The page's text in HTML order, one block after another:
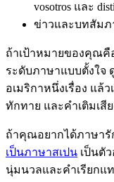
vosotros และ
ข่าวและบทสัมภ
ถ้าเป้าหมายของคุณคื
ระดับภาษาแบบตั้งใจ
อเมริกาหนึ่งเรื่อง แล้
ทักทาย และคำเติมเสีย
ถ้าคุณอยากได้ภาษา
เป็นภาษาสเปน เป็นตั
นุ่มนวลและคำเรียกแ